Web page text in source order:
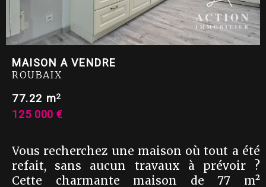
MAISON A VENDRE
ROUBAIX
77.22 m2
125 000 €
Vous recherchez une maison où tout a été
refait, sans aucun travaux à prévoir ?
Cette charmante maison de 77 m²